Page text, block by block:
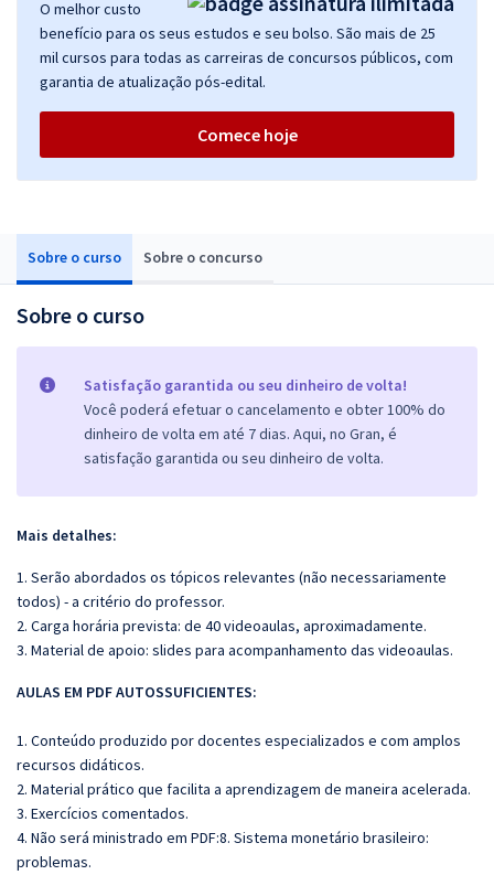
Sobre o curso Sobre o concurso
Sobre o curso
Satisfação garantida ou seu dinheiro de volta!
Você poderá efetuar o cancelamento e obter 100% do
dinheiro de volta em até 7 dias. Aqui, no Gran, é
satisfação garantida ou seu dinheiro de volta.
Mais detalhes:
1. Serão abordados os tópicos relevantes (não necessariamente
todos) - a critério do professor.
2. Carga horária prevista: de 40 videoaulas, aproximadamente.
3. Material de apoio: slides para acompanhamento das videoaulas.
AULAS EM PDF AUTOSSUFICIENTES:
1. Conteúdo produzido por docentes especializados e com amplos
recursos didáticos.
2. Material prático que facilita a aprendizagem de maneira acelerada.
3. Exercícios comentados.
4. Não será ministrado em PDF:8. Sistema monetário brasileiro:
problemas.
O melhor custo
benefício para os seus estudos e seu bolso. São mais de 25
mil cursos para todas as carreiras de concursos públicos, com
garantia de atualização pós-edital.
Comece hoje